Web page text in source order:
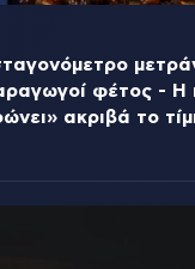
φέτος - Η
ακριβά το